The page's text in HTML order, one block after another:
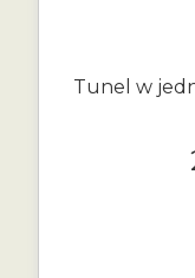
Tunel w